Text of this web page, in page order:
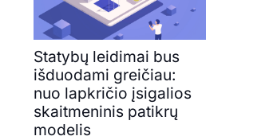
Statybų leidimai bus
išduodami greičiau:
nuo lapkričio įsigalios
skaitmeninis patikrų
modelis